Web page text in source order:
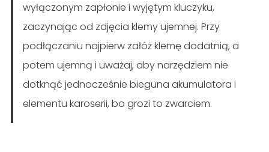
wyłączonym zapłonie i wyjętym kluczyku,
zaczynając od zdjęcia klemy ujemnej. Przy
podłączaniu najpierw załóż klemę dodatnią, a
potem ujemną i uważaj, aby narzędziem nie
dotknąć jednocześnie bieguna akumulatora i
elementu karoserii, bo grozi to zwarciem.